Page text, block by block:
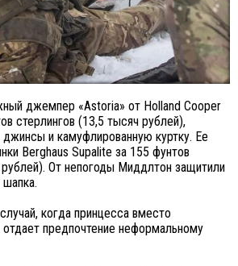
джемпер «Astoria» от Holland Cooper
стерлингов (13,5 тысяч рублей),
и камуфлированную куртку. Ее
Berghaus Supalite за 155 фунтов
От непогоды Миддлтон защитили
когда принцесса вместо
предпочтение неформальному